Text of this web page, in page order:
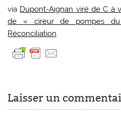
via Dupont-Aignan viré de C à
de « cireur de pompes
Réconciliation
Laisser un